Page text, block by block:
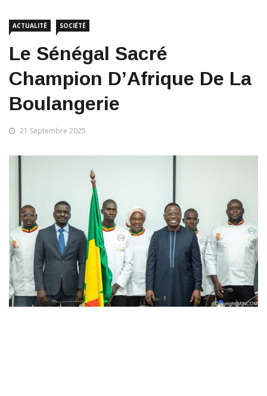
ACTUALITÉ SOCIÉTÉ
Le Sénégal Sacré
Champion D’Afrique De La
Boulangerie
21 Septembre 2025